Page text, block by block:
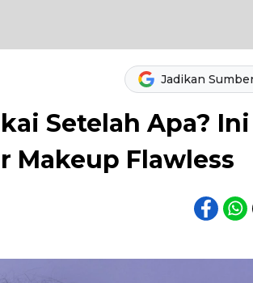
Jadikan
Setelah Apa? Ini
Makeup Flawless